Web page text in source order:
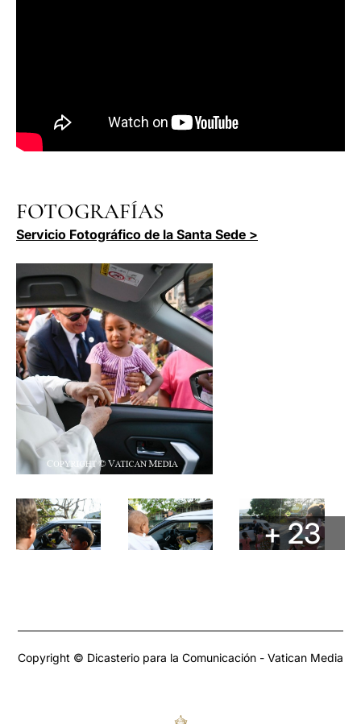
FOTOGRAFÍAS
Servicio Fotográfico de la Santa Sede >
+ 23
Copyright © Dicasterio para la Comunicación - Vatican Media